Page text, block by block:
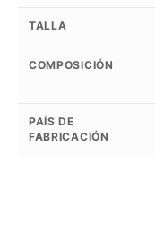
TALLA
COMPOSICIÓN
PAÍS DE
FABRICACIÓN